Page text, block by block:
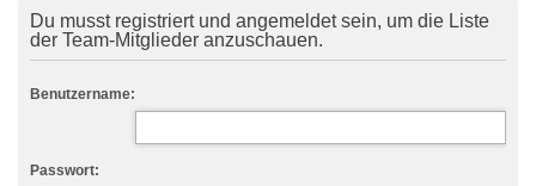
Du musst registriert und angemeldet sein, um die Liste
der Team-Mitglieder anzuschauen.
Benutzername:
Passwort: